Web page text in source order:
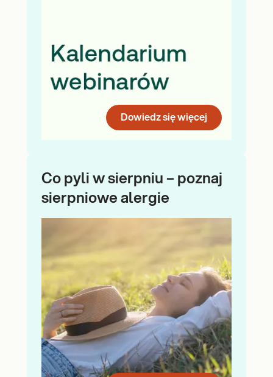
Dowiedz się więcej
Co pyli w sierpniu – poznaj
sierpniowe alergie